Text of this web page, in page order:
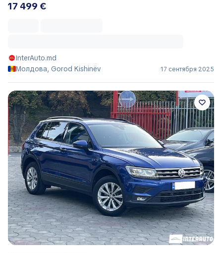
17 499 €
InterAuto.md
Молдова, Gorod Kishinëv
17 сентября 2025